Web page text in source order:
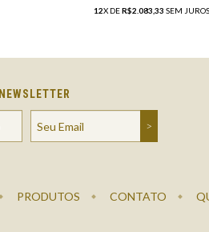
12X DER$2.083,33 SEM JUROS
NEWSLETTER
PRODUTOS CONTATO